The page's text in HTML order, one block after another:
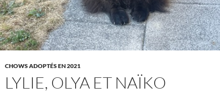
CHOWS ADOPTÉS EN 2021
LYLIE, OLYA ET NAÏKO